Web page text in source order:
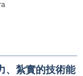
、紮實的技術能